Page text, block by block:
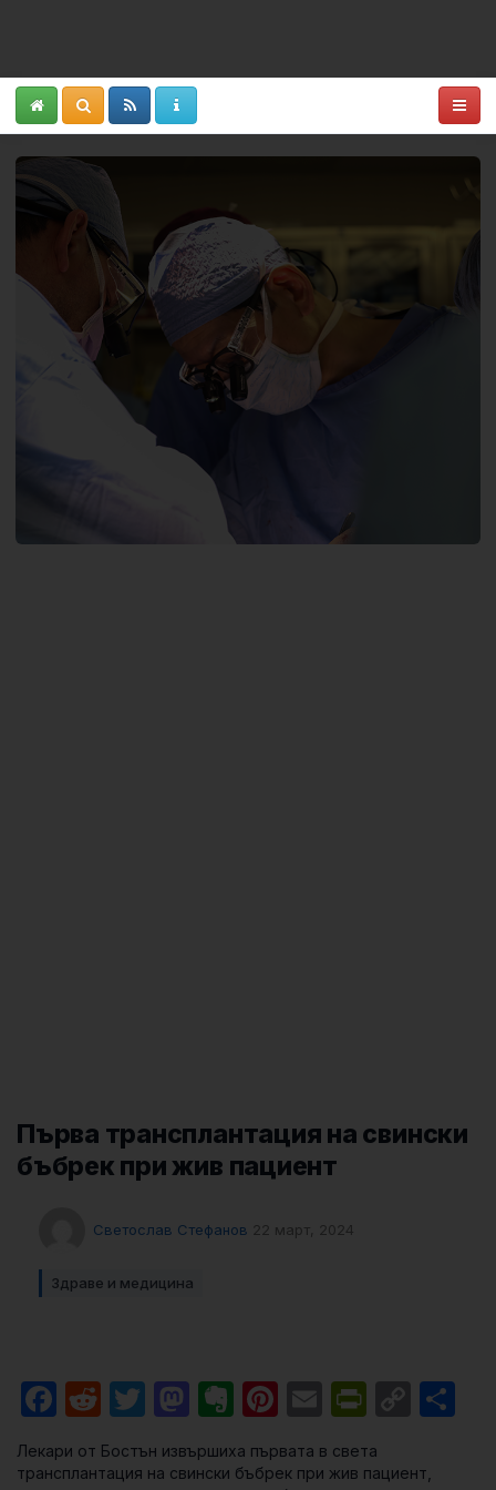
Първа трансплантация на свински
бъбрек при жив пациент
Светослав Стефанов 22 март, 2024
Здраве и медицина
Facebook
RedditTwitter
Mastodon
Evernote
Pinterest
Email
Лекари от Бостън извършиха първата в света
трансплантация на свински бъбрек при жив пациент,